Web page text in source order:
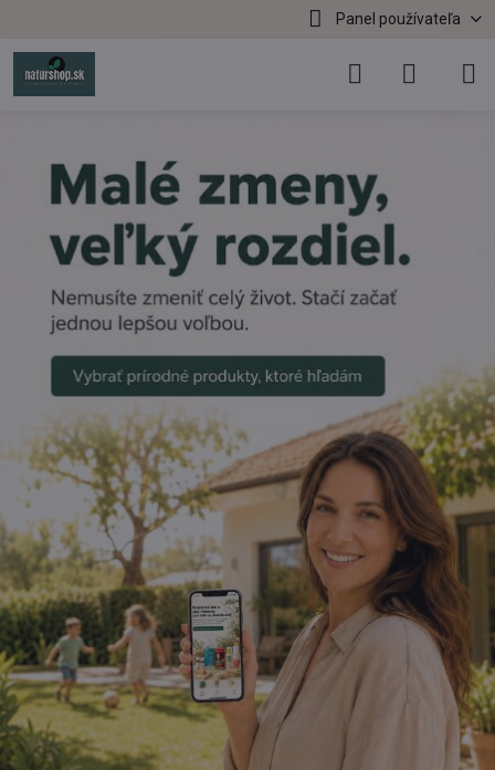
Panel používateľa